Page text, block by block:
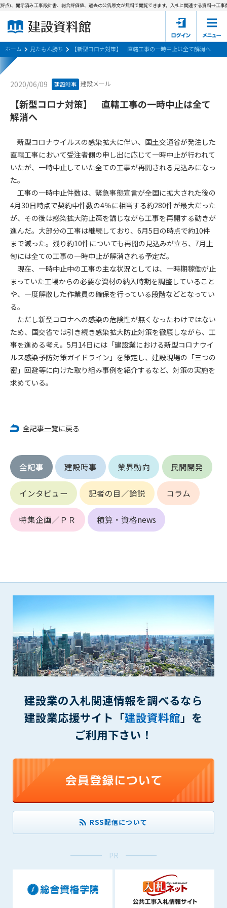
建設資料館とは
会員登録について
サポーター会員一覧
会社概要 お問い合わせ
会員規約
、開示済み工事設計書、総合評価値、過去の公告原文が無料で閲覧できます。入札に関連する資料→工事費
ホーム 見たもん勝ち 【新型コロナ対策】 直轄工事の一時中止は全て解消へ
2020/06/09 建設時事 建設メール
【新型コロナ対策】 直轄工事の一時中止は全て
解消へ
新型コロナウイルスの感染拡大に伴い、国土交通省が発注した
直轄工事において受注者側の申し出に応じて一時中止が行われて
いたが、一時中止していた全ての工事が再開される見込みになっ
た。
工事の一時中止件数は、緊急事態宣言が全国に拡大された後の
4月30日時点で契約中件数の4％に相当する約280件が最大だった
が、その後は感染拡大防止策を講じながら工事を再開する動きが
進んだ。大部分の工事は継続しており、6月5日の時点で約10件
まで減った。残り約10件についても再開の見込みが立ち、7月上
旬には全ての工事の一時中止が解消される予定だ。
現在、一時中止中の工事の主な状況としては、一時期稼働が止
まっていた工場からの必要な資材の納入時期を調整していること
や、一度解散した作業員の確保を行っている段階などとなってい
る。
ただし新型コロナへの感染の危険性が無くなったわけではない
ため、国交省では引き続き感染拡大防止対策を徹底しながら、工
事を進める考え。5月14日には「建設業における新型コロナウイ
ルス感染予防対策ガイドライン」を策定し、建設現場の「三つの
密」回避等に向けた取り組み事例を紹介するなど、対策の実施を
求めている。
全記事一覧に戻る
全記事 建設時事 業界動向 民間開発
インタビュー 記者の目／論説 コラム
特集企画／ＰＲ 積算・資格news
建設業の入札関連情報を調べるなら
建設業応援サイト「建設資料館」を
ご利用下さい！
RSS配信について
PR
パスワードの再発行
第1条（規約の目的）
会員サービスの利用条件等について定めるものです。
2. 管理者が建設資料館WEB上で随時掲載するルールは本規約の
一部を構成するものとします。
第2条（規約の変更）
本規約は、会員の了承を得ることなく、随時変更されることが
あります。変更内容は、建設資料館WEB上に表示した時点で直
ちに全ての会員が了承したものとみなします。
第4条（会員審査および資格の取り消し）
会員とは、本規約を承諾の上、所定の会員申込手続きを完了
後、管理者がこれを承認した者をいいます。
第4条（会員の定義と登録）
の何れかの項目に該当することがわかった場合、その者の会
員としての権限を承認しないことがあります。
(1) 会員申し込みをした者が実在しなかった場合
(2) 本規約に違反した場合/li>
(3) 会員申し込みの際、申告事項に虚偽があった場合
(4) 会員申込者が管理者所定の手続き通りに会員申込手続き処
理を行わなかった場合
ます。
第5条（IDおよびパスワードの管理）
1. 会員は申込の際に管理者が発行したIDおよびパスワードの使
用および管理について責任を負うものとします。
2. 会員は、自己のIDおよびパスワードを、貸与、譲渡、売買、
その他形態を問わず、第三者に利用させることはできませ
3. 会員は、IDおよびパスワードの管理不十分、使用上の過誤、
1. 会員は建設資料館WEB上で以下の行為をしないものとしま
す。
(1) 第三者または管理者の著作権、その他知的所有権を侵害す
る行為
(2) 第三者または管理者の財産、プライバシー等を侵害する行
為
(3) 第三者または管理者を誹謗中傷する行為
(4) 有害なコンピュータプログラム等を送信又は書き込む行為
(5) 第三者に不利益を与える行為
(7) 公序良俗に反する行為
(8) 犯罪的行為に結びつく行為
(9) その他、法律に反する行為
(10) 建設資料館から知り得た情報及びダウンロードした情報
に第三者に提供すること
第7条（登録内容の削除）
管理者は、会員が登録した内容が以下に該当する、またはその
恐れのあるものは、会員の承諾なく削除できるものとします。
(1) 登録されている情報が、第6条の定める禁止事項に該当する
と管理者が、判断した場合
(2) 建設資料館の運営および保守管理上、必要と判断した場合
(4) その他、管理者が不適当と判断した場合
第8条（サービスの変更・中止等）
管理者は、会員の承諾なく、本サービス内容の変更(新規追加、
廃止を含み)し、本サービスの運営を中止または廃止することが